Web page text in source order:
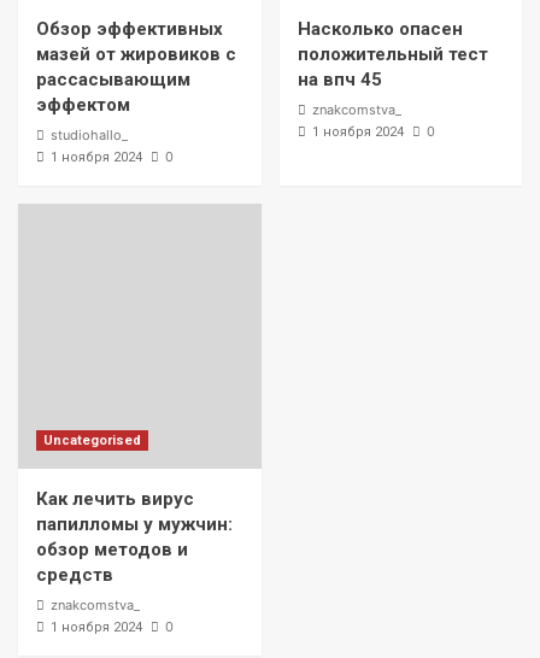
Uncategorised
Как лечить вирус папилломы у мужчин:
Обзор эффективных
мазей от жировиков с
рассасывающим
эффектом
studiohallo_
1 ноября 2024 0
Насколько опасен
положительный тест
на впч 45
znakcomstva_
1 ноября 2024 0
Uncategorised
Как лечить вирус
папилломы у мужчин:
обзор методов и
средств
znakcomstva_
1 ноября 2024 0